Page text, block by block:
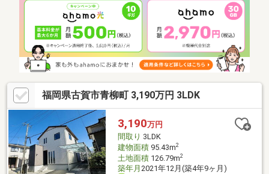
関しても予算を含めてわかりやすくご説明させていただきます。
SUUMOからのご予約後、来店時に簡単なアンケート記入で、
Amazonギフト5000円分贈呈♪また来店されたお客様全員にお菓子
詰め放題プレゼント♪☆・・☆・・☆・・☆・・☆・・☆・・
☆・・☆・・☆・・☆
福岡県古賀市青柳町 3,190万円 3LDK
3,190万円
間取り 3LDK
建物面積95.43m2
土地面積126.79m2
築年月 2021年12月(築4年9ヶ月)